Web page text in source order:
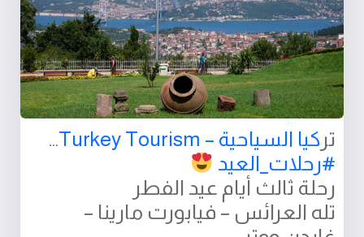
تر كيا السياحية – Turkey Tourism‏
…‏
#رحلات_العيد
رحلة ثالث أيام عيد الفطر
تله العرائس – فيابورت مارينا –